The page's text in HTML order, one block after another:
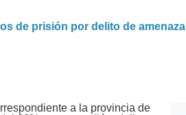
de prisión por delito de amenaza